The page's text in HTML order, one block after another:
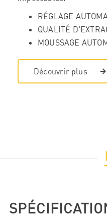
RÉGLAGE
QUALITÉ
MOUSSAGE
Découvrir plus